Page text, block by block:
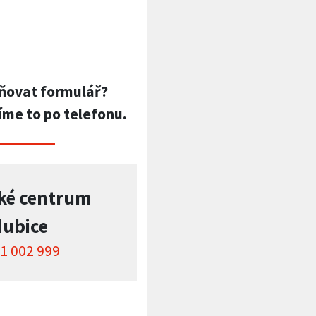
formulář?
to po telefonu.
centrum
002 999